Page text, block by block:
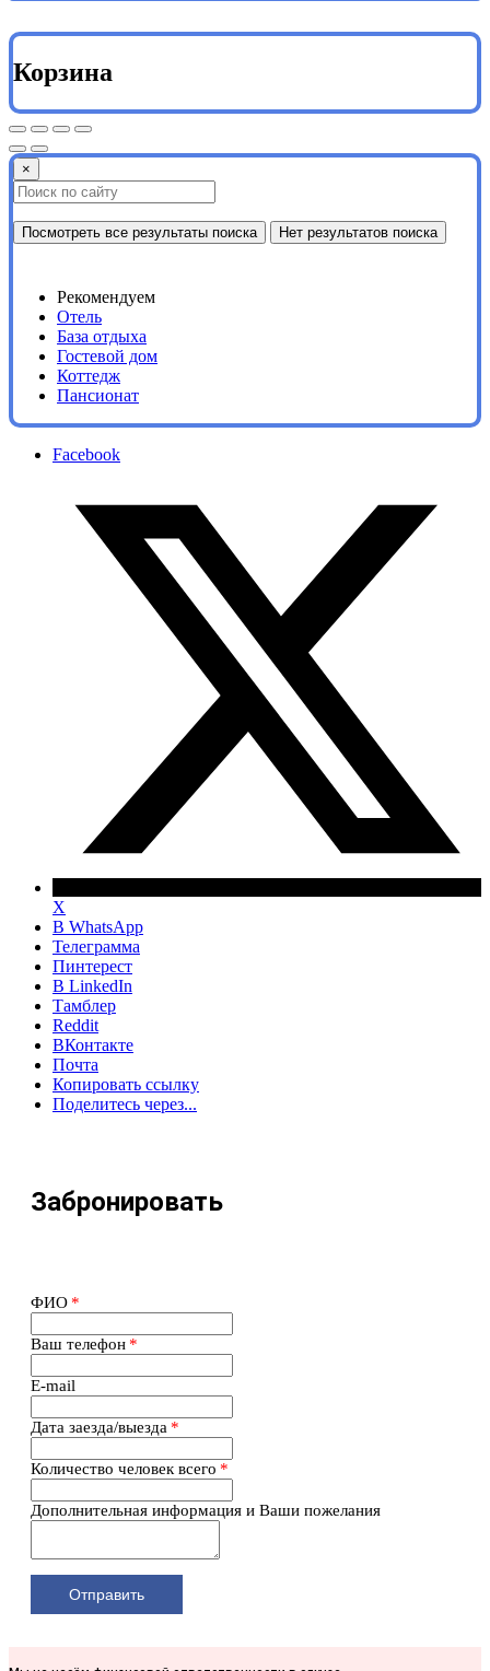
Корзина
×
Посмотреть все результаты поиска Нет результатов поиска
Рекомендуем
Отель
База отдыха
Гостевой дом
Коттедж
Пансионат
Facebook
X
В WhatsApp
Телеграмма
Пинтерест
В LinkedIn
Тамблер
Reddit
ВКонтакте
Почта
Копировать ссылку
Поделитесь через...
Забронировать
ФИО *
Ваш телефон *
E-mail
Дата заезда/выезда *
Количество человек всего *
Дополнительная информация и Ваши пожелания
Отправить